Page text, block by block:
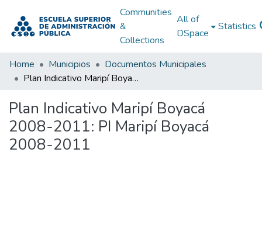
Communities
&
Collections
All of
DSpace
Statistics
Home Municipios
Documentos Municipales
Plan Indicativo Maripí Boyacá 2008-2011: PI Maripí Boyacá 2008-2011
Plan Indicativo Maripí Boyacá
2008-2011: PI Maripí Boyacá
2008-2011